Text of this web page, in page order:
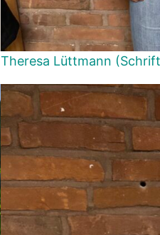
Theresa Lüttmann